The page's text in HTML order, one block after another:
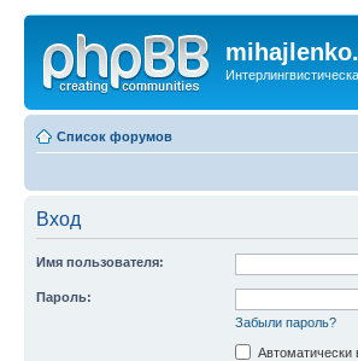
Список форумов
Вход
Имя пользователя:
Пароль:
Забыли пароль?
Автоматически